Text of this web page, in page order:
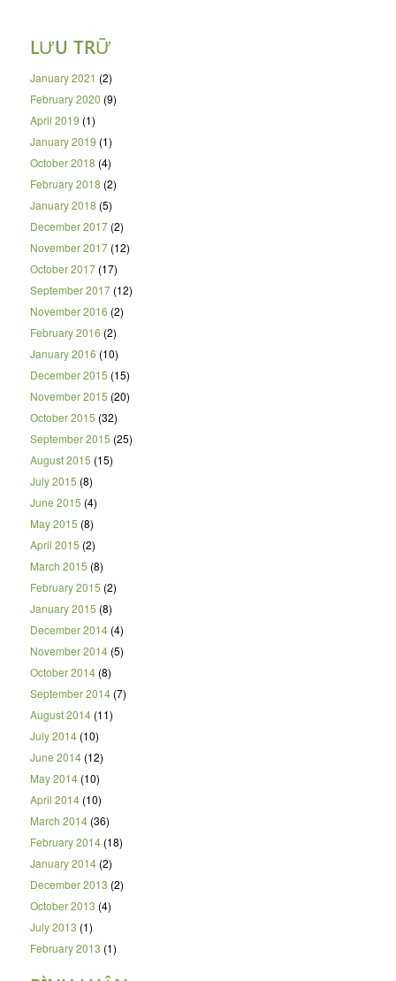
LƯU TRỮ
January 2021 (2)
February 2020 (9)
April 2019 (1)
January 2019 (1)
October 2018 (4)
February 2018 (2)
January 2018 (5)
December 2017(2)
November 2017(12)
October 2017(17)
September 2017(12)
November 2016 (2)
February 2016 (2)
January 2016 (10)
December 2015 (15)
November 2015 (20)
October 2015 (32)
September 2015 (25)
August 2015 (15)
July 2015 (8)
June 2015 (4)
May 2015 (8)
April 2015 (2)
March 2015 (8)
February 2015 (2)
January 2015 (8)
December 2014(4)
November 2014(5)
October 2014(8)
September 2014(7)
August 2014(11)
July 2014(10)
June 2014(12)
May 2014(10)
April 2014(10)
March 2014(36)
February 2014(18)
January 2014(2)
December 2013 (2)
October 2013 (4)
July 2013 (1)
February 2013 (1)